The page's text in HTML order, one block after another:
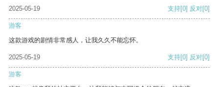
2025-05-19
支持[0] 反对[0]
游客
这款游戏的剧情非常感人，让我久久不能忘怀。
2025-05-19 支持[0] 反对[0]
游客